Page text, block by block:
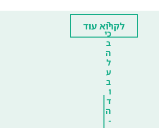
ר
כי
ב
ה
ל
ע
ב
ו
ד
ה
-
לקרוא עוד